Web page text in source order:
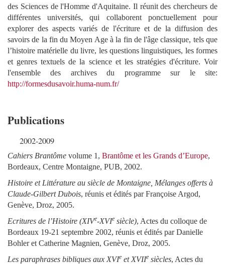
des Sciences de l'Homme d'Aquitaine. Il réunit des chercheurs de
différentes universités, qui collaborent ponctuellement pour
explorer des aspects variés de l'écriture et de la diffusion des
savoirs de la fin du Moyen Age à la fin de l'âge classique, tels que
l’histoire matérielle du livre, les questions linguistiques, les formes
et genres textuels de la science et les stratégies d'écriture. Voir
l'ensemble des archives du programme sur le site:
http://formesdusavoir.huma-num.fr/
Publications
2002-2009
Cahiers Brantôme volume 1, Brantôme et les Grands d’Europe,
Bordeaux, Centre Montaigne, PUB, 2002.
Histoire et Littérature au siècle de Montaigne, Mélanges offerts à
Claude-Gilbert Dubois, réunis et édités par Françoise Argod,
Genève, Droz, 2005.
Ecritures de l’Histoire (XIVe-XVIe siècle), Actes du colloque de
Bordeaux 19-21 septembre 2002, réunis et édités par Danielle
Bohler et Catherine Magnien, Genève, Droz, 2005.
Les paraphrases bibliques aux XVIe et XVIIe siècles, Actes du